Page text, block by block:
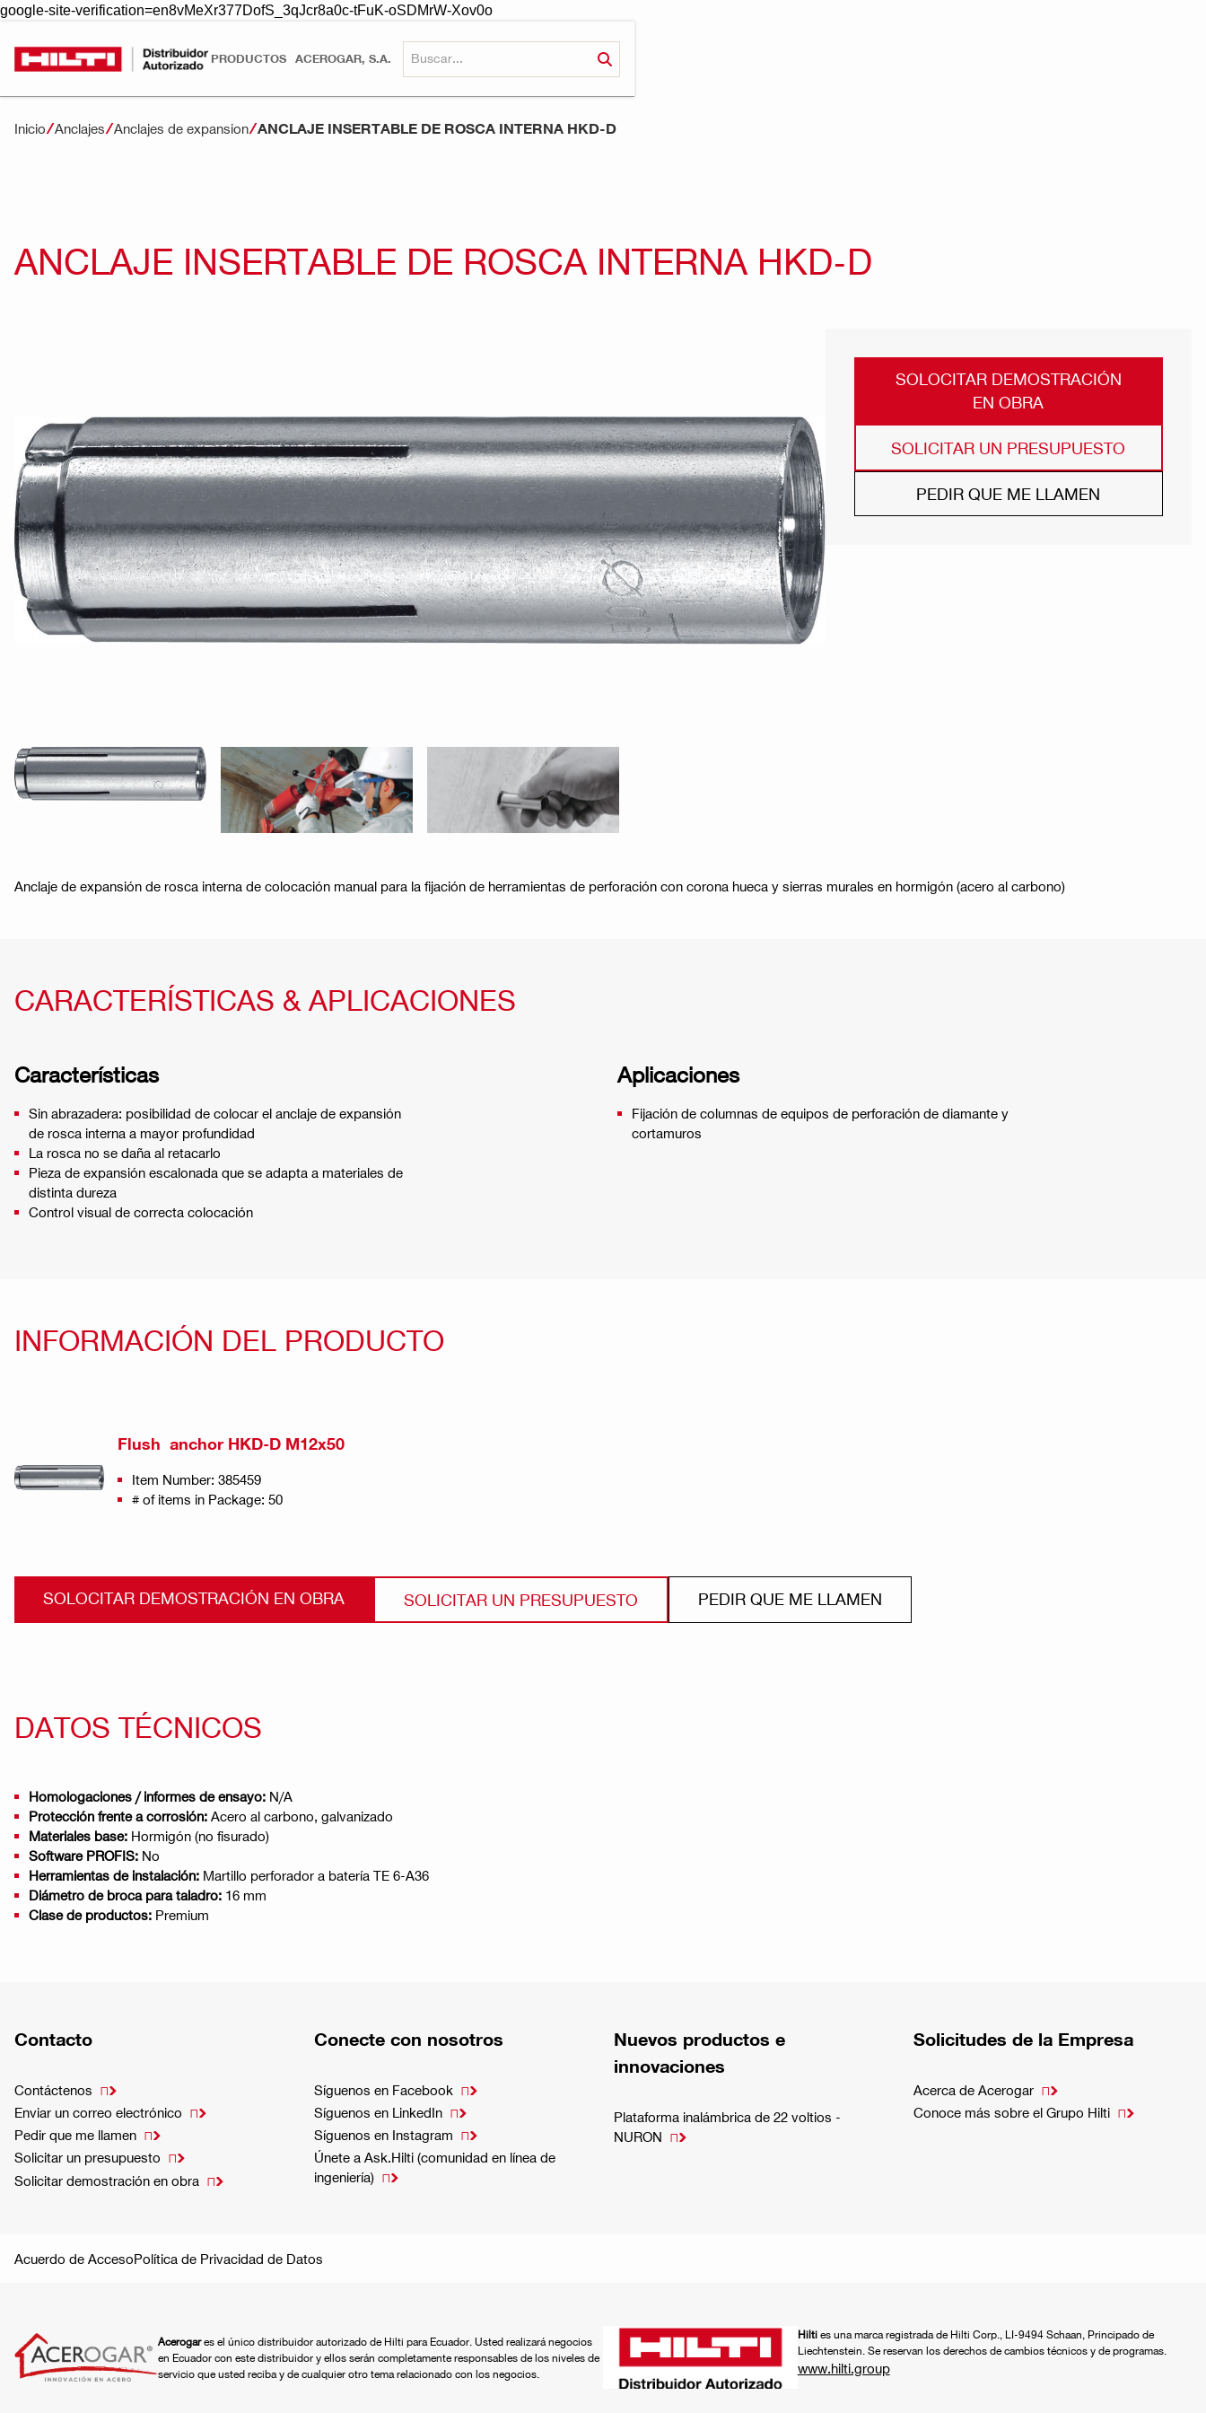
google-site-verification=en8vMeXr377DofS_3qJcr8a0c-tFuK-oSDMrW-Xov0o
PRODUCTOS ACEROGAR, S.A.
Inicio Anclajes Anclajes de expansion ANCLAJE INSERTABLE DE ROSCA INTERNA HKD-D
ANCLAJE INSERTABLE DE ROSCA INTERNA HKD-D
SOLOCITAR DEMOSTRACIÓN
EN OBRA
SOLICITAR UN PRESUPUESTO
PEDIR QUE ME LLAMEN
Anclaje de expansión de rosca interna de colocación manual para la fijación de herramientas de perforación con corona hueca y sierras murales en hormigón (acero al carbono)
CARACTERÍSTICAS & APLICACIONES
Características
Sin abrazadera: posibilidad de colocar el anclaje de expansión
de rosca interna a mayor profundidad
La rosca no se daña al retacarlo
Pieza de expansión escalonada que se adapta a materiales de
distinta dureza
Control visual de correcta colocación
Aplicaciones
Fijación de columnas de equipos de perforación de diamante y
cortamuros
INFORMACIÓN DEL PRODUCTO
Flush anchor HKD-D M12x50
Item Number: 385459
# of items in Package: 50
SOLOCITAR DEMOSTRACIÓN EN OBRA SOLICITAR UN PRESUPUESTO PEDIR QUE ME LLAMEN
DATOS TÉCNICOS
Homologaciones / informes de ensayo: N/A
Protección frente a corrosión: Acero al carbono, galvanizado
Materiales base: Hormigón (no fisurado)
Software PROFIS: No
Herramientas de instalación: Martillo perforador a batería TE 6-A36
Diámetro de broca para taladro: 16 mm
Clase de productos: Premium
Contacto
Contáctenos 
Enviar un correo electrónico 
Pedir que me llamen 
Solicitar un presupuesto 
Solicitar demostración en obra 
Conecte con nosotros
Síguenos en Facebook 
Síguenos en LinkedIn 
Síguenos en Instagram 
Únete a Ask.Hilti (comunidad en línea de
ingeniería) 
Nuevos productos e
innovaciones
Plataforma inalámbrica de 22 voltios -
NURON 
Solicitudes de la Empresa
Acerca de Acerogar 
Conoce más sobre el Grupo Hilti 
Acuerdo de AccesoPolítica de Privacidad de Datos
Acerogares el único distribuidor autorizado de Hilti para Ecuador. Usted realizará negocios
en Ecuador con este distribuidor y ellos serán completamente responsables de los niveles de
servicio que usted reciba y de cualquier otro tema relacionado con los negocios.
Hilties una marca registrada de Hilti Corp., LI-9494 Schaan, Principado de
Liechtenstein. Se reservan los derechos de cambios técnicos y de programas.
www.hilti.group